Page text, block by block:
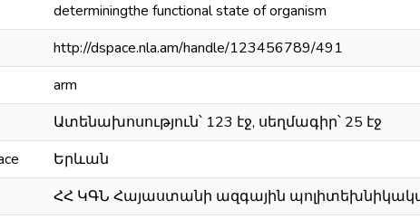
determiningthe functional state of organism
http://dspace.nla.am/handle/123456789/491
arm
Ատենախոսություն՝ 123 էջ, սեղմագիր՝ 25 էջ
Երևան
ՀՀ ԿԳՆ Հայաստանի ազգային